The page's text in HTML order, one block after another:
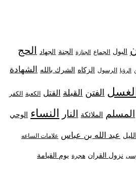
البول الجماع الجنازة الجنة الجهاد الحج
الرؤيا الرسول الزكاه الشرك بالله الشهادة
الفتن القبلة القتل الكعبة الكفر
المسلم الملائكة النار النساء الوحي
عبد الله بن عباس علامات الساعه
نزول القران هجرة يوم القيامة